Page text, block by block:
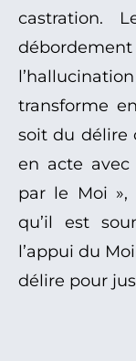
castration.
transforme
soit du délire
en acte avec
par le Moi »,
qu’il est
l’appui du
délire pour